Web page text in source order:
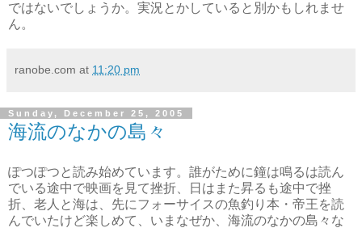
ではないでしょうか。実況とかしていると別かもしれませ
ん。
ranobe.com at 11:20 pm
Sunday, December 25, 2005
海流のなかの島々
ぽつぽつと読み始めています。誰がために鐘は鳴るは読ん
でいる途中で映画を見て挫折、日はまた昇るも途中で挫
折、老人と海は、先にフォーサイスの魚釣り本・帝王を読
んでいたけど楽しめて、いまなぜか、海流のなかの島々な